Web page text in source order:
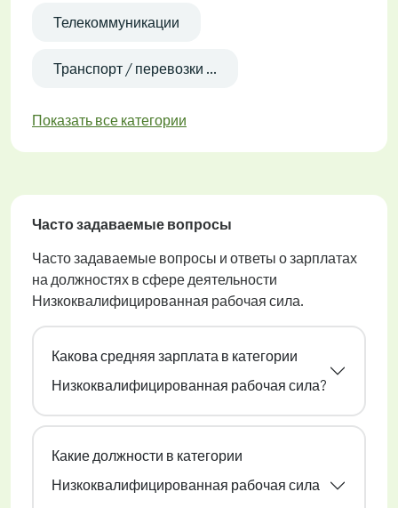
Телекоммуникации
Транспорт / перевозки ...
Показать все категории
Часто задаваемые вопросы
Часто задаваемые вопросы и ответы о зарплатах
на должностях в сфере деятельности
Низкоквалифицированная рабочая сила.
Какова средняя зарплата в категории
Низкоквалифицированная рабочая сила?
Какие должности в категории
Низкоквалифицированная рабочая сила